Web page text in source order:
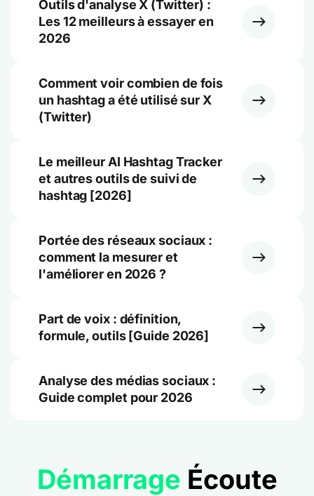
Outils d'analyse X (Twitter) :
Les 12 meilleurs à essayer en
2026
Comment voir combien de fois
un hashtag a été utilisé sur X
(Twitter)
Le meilleur AI Hashtag Tracker
et autres outils de suivi de
hashtag [2026]
Portée des réseaux sociaux :
comment la mesurer et
l'améliorer en 2026 ?
Part de voix : définition,
formule, outils [Guide 2026]
Analyse des médias sociaux :
Guide complet pour 2026
Démarrage Écoute